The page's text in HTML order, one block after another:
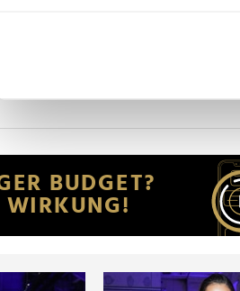
Erfahren Sie mehr darüber, wie
Wir verwenden Cookies, um
Website an unsere Partner für
möglicherweise mit weiteren
der Dienste gesammelt haben.